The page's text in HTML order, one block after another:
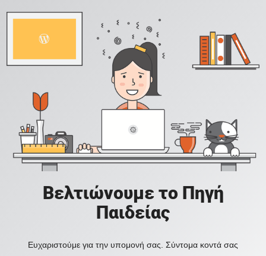
Βελτιώνουμε το Πηγή
Παιδείας
Ευχαριστούμε για την υπομονή σας. Σύντομα κοντά σας